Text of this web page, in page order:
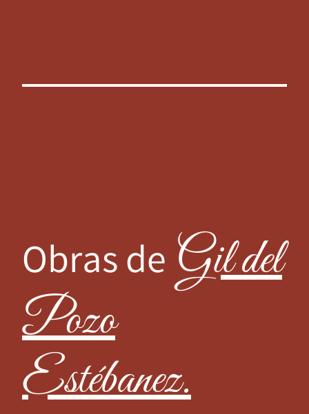
Obras de Gil del
Pozo
Estébanez.